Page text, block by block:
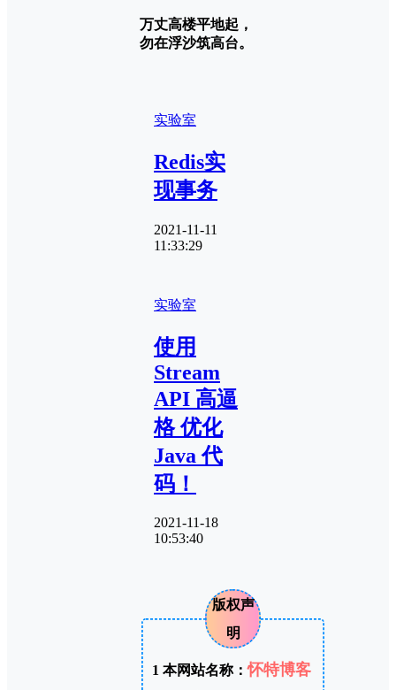
万丈高楼平地起，
勿在浮沙筑高台。
实验室
Redis实
现事务
2021-11-11
11:33:29
实验室
使用
Stream
API 高逼
格 优化
Java 代
码！
2021-11-18
10:53:40
版权声
明
1本网站名称：怀特博客